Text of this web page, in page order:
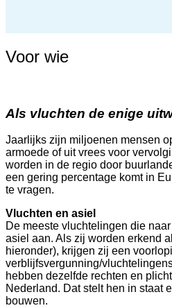
Voor wie
Als vluchten de enige
Jaarlijks zijn miljoenen mensen
armoede of uit vrees voor
worden in de regio door
een gering percentage komt in
te vragen.
Vluchten en asiel
De meeste vluchtelingen die
asiel aan. Als zij worden erkend
hieronder), krijgen zij een
verblijfsvergunning/
hebben dezelfde rechten en
Nederland. Dat stelt hen in staat
bouwen.